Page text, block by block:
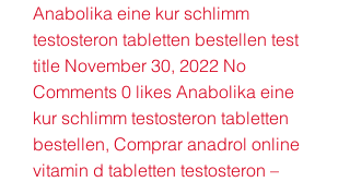
Anabolika eine kur schlimm
testosteron tabletten bestellen test
title November 30, 2022 No
Comments 0 likes Anabolika eine
kur schlimm testosteron tabletten
bestellen, Comprar anadrol online
vitamin d tabletten testosteron –